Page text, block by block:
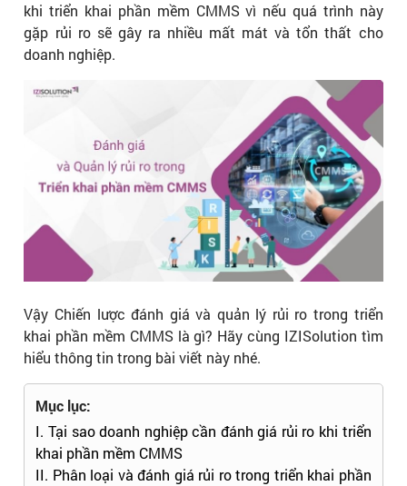
khi triển khai phần mềm CMMS vì nếu quá trình này
gặp rủi ro sẽ gây ra nhiều mất mát và tổn thất cho
doanh nghiệp.
Vậy Chiến lược đánh giá và quản lý rủi ro trong triển
khai phần mềm CMMS là gì? Hãy cùng IZISolution tìm
hiểu thông tin trong bài viết này nhé.
Mục lục:
I. Tại sao doanh nghiệp cần đánh giá rủi ro khi triển
khai phần mềm CMMS
II. Phân loại và đánh giá rủi ro trong triển khai phần